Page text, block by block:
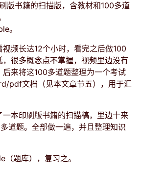
版书籍的扫描版，含教材和100多道
。
频长达12个小时，看完之后做100
很多概念点不掌握，视频里边没有
来将这100多道题整理为一个考试
pdf文档（见本文章节五），用于汇
一本印刷版书籍的扫描稿，里边十来
道题。全部做一遍，并且整理知识
题库），复习之。